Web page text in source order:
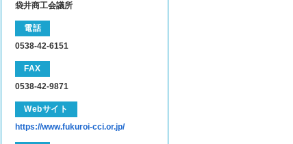
袋井商工会議所
電話
0538-42-6151
FAX
0538-42-9871
Webサイト
https://www.fukuroi-cci.or.jp/